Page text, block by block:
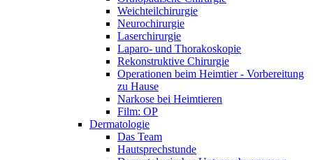
Weichteilchirurgie
Neurochirurgie
Laserchirurgie
Laparo- und Thorakoskopie
Rekonstruktive Chirurgie
Operationen beim Heimtier - Vorbereitung
zu Hause
Narkose bei Heimtieren
Film: OP
Dermatologie
Das Team
Hautsprechstunde